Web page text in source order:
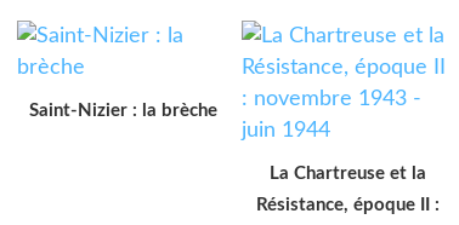
Saint-Nizier : la brèche
La Chartreuse et la
Résistance, époque II :